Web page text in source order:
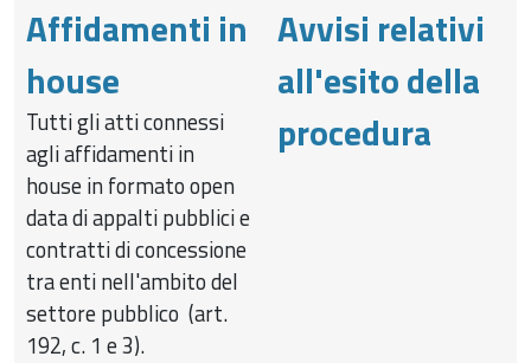
Affidamenti in
house
Tutti gli atti connessi
agli affidamenti in
house in formato open
data di appalti pubblici e
contratti di concessione
tra enti nell'ambito del
settore pubblico (art.
192, c. 1 e 3).
Avvisi relativi
all'esito della
procedura